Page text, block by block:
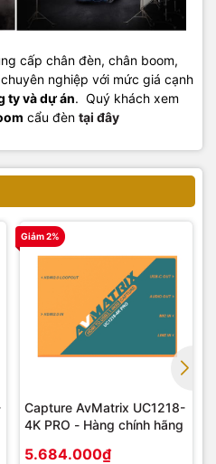
cấp chân đèn, chân boom,
nghiệp với mức giá cạnh
ty và dự án. Quý khách xem
cẩu đèn tại đây
Giảm 2%
Capture AvMatrix UC1218-
4K PRO - Hàng chính hãng
5.684.000₫